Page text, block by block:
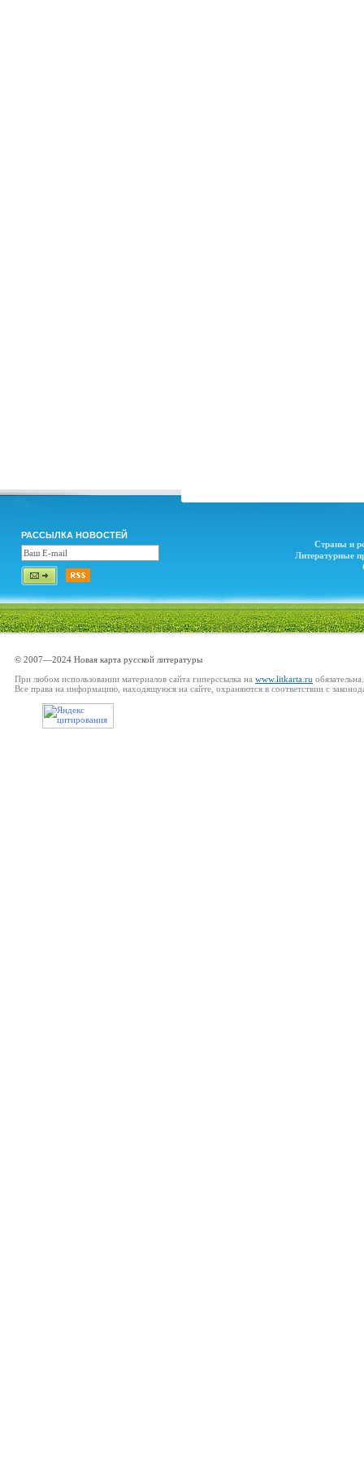
РАССЫЛКА НОВОСТЕЙ
Страны и
Литературные
© 2007—2024 Новая карта русской литературы
При любом использовании материалов сайта гиперссылка на www.litkarta.ru обязательна.
Все права на информацию, находящуюся на сайте, охраняются в соответствии с